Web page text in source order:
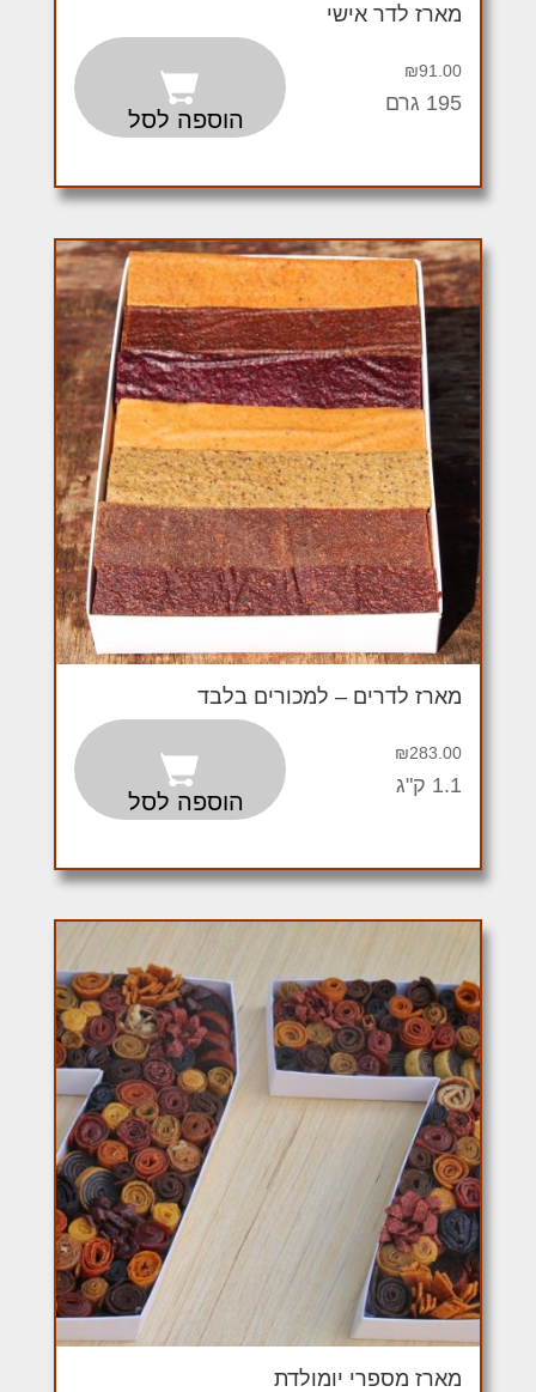
מארז לדר אישי
₪91.00
הוספה לסל
195 גרם
מארז לדרים – למכורים בלבד
₪283.00
הוספה לסל
1.1 ק"ג
מארז מספרי יומולדת